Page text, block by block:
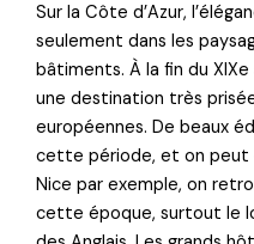
Sur la Côte d’Azur,
seulement dans les
bâtiments. À la fin du
une destination très
européennes. De beaux
cette période, et on peut
Nice par exemple, on
cette époque, surtout le